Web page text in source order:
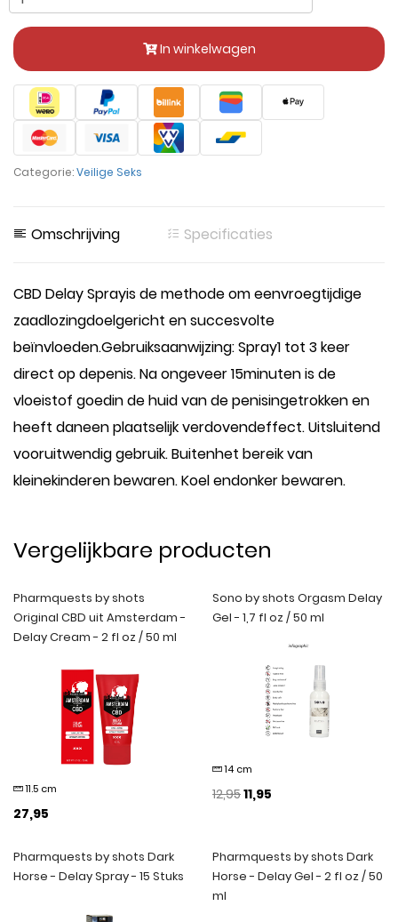
In winkelwagen
Categorie:Veilige Seks
Omschrijving Specificaties
CBD Delay Sprayis de methode om eenvroegtijdige
zaadlozingdoelgericht en succesvolte
beïnvloeden.Gebruiksaanwijzing: Spray1 tot 3 keer
direct op depenis. Na ongeveer 15minuten is de
vloeistof goedin de huid van de penisingetrokken en
heeft daneen plaatselijk verdovendeffect. Uitsluitend
vooruitwendig gebruik. Buitenhet bereik van
kleinekinderen bewaren. Koel endonker bewaren.
Vergelijkbare producten
Pharmquests by shots
Original CBD uit Amsterdam -
Delay Cream - 2 fl oz / 50 ml
11.5 cm
27,95
Sono by shots Orgasm Delay
Gel - 1,7 fl oz / 50 ml
14 cm
12,9511,95
Pharmquests by shots Dark
Horse - Delay Spray - 15 Stuks
Pharmquests by shots Dark
Horse - Delay Gel - 2 fl oz / 50
ml